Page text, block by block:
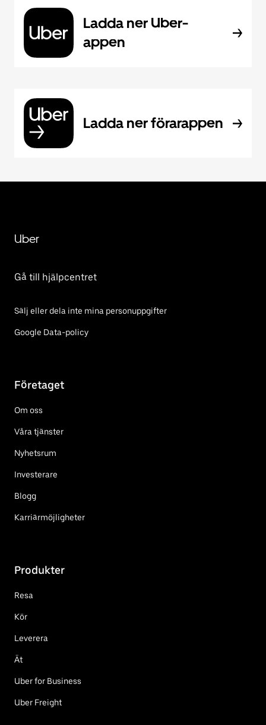
Ladda ner Uber-
appen
Ladda ner förarappen
Uber
Gå till hjälpcentret
Sälj eller dela inte mina personuppgifter
Google Data-policy
Företaget
Om oss
Våra tjänster
Nyhetsrum
Investerare
Blogg
Karriärmöjligheter
Produkter
Resa
Kör
Leverera
Ät
Uber for Business
Uber Freight